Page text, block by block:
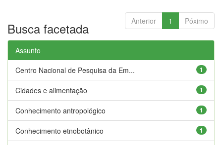
Anterior 1 Póximo
Busca facetada
Assunto
1
Centro Nacional de Pesquisa da Em...
1
Cidades e alimentação
1
Conhecimento antropológico
1
Conhecimento etnobotânico